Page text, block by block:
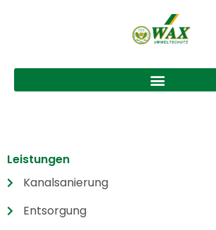
Leistungen
Kanalsanierung
Entsorgung